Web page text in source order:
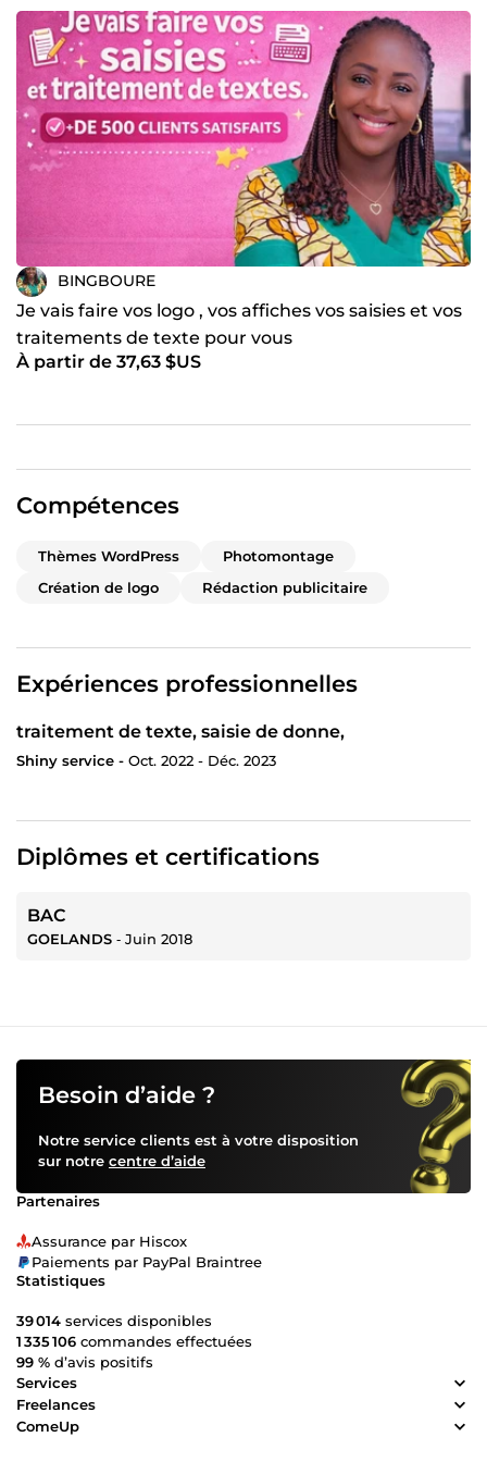
plateforme comme Comeup ?
BINGBOURE
Je vais faire vos logo , vos affiches vos saisies et vos
traitements de texte pour vous
À partir de 37,63 $US
Compétences
Thèmes WordPress
Photomontage
Création de logo
Rédaction publicitaire
Expériences professionnelles
traitement de texte, saisie de donne,
Shiny service - Oct. 2022 - Déc. 2023
Diplômes et certifications
BAC
GOELANDS ‐ Juin 2018
Besoin d’aide ?
Notre service clients est à votre disposition
sur notre centre d’aide
Partenaires
Assurance par Hiscox
Paiements par PayPal Braintree
Statistiques
39 014 services disponibles
1 335 106 commandes effectuées
99 % d’avis positifs
Services
Freelances
ComeUp